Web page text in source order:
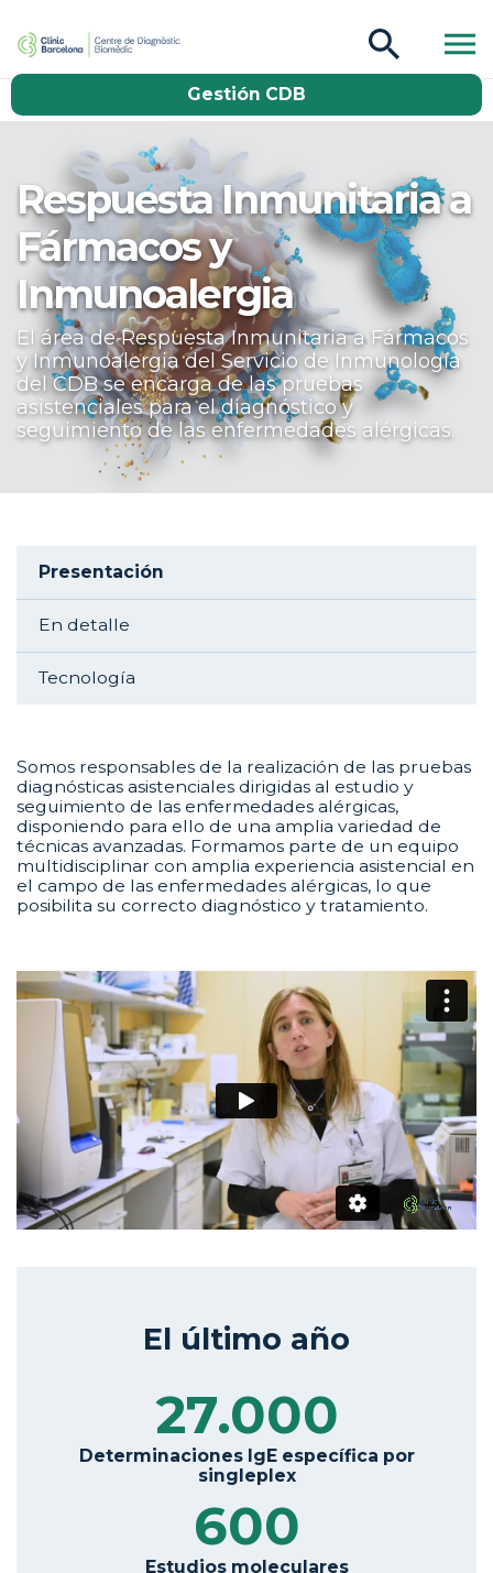
Gestión CDB
Respuesta Inmunitaria a
Fármacos y
Inmunoalergia
El área de Respuesta Inmunitaria a Fármacos
y Inmunoalergia del Servicio de Inmunología
del CDB se encarga de las pruebas
asistenciales para el diagnóstico y
seguimiento de las enfermedades alérgicas.
Aside navigation
Presentación
En detalle
Tecnología
Somos responsables de la realización de las pruebas
diagnósticas asistenciales dirigidas al estudio y
seguimiento de las enfermedades alérgicas,
disponiendo para ello de una amplia variedad de
técnicas avanzadas. Formamos parte de un equipo
multidisciplinar con amplia experiencia asistencial en
el campo de las enfermedades alérgicas, lo que
posibilita su correcto diagnóstico y tratamiento.
El último año
27.000
Determinaciones IgE específica por
singleplex
600
Estudios moleculares